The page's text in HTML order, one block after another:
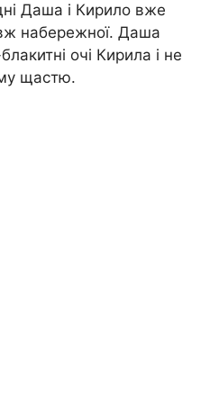
Даша і Кирило вже
набережної. Даша
очі Кирила і не
щастю.